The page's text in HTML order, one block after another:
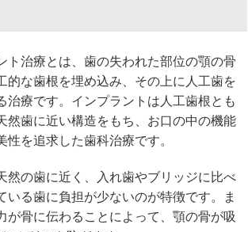
ト治療とは、歯の失われた部位の顎の骨
的な歯根を埋め込み、その上に人工歯を
治療です。インプラントは人工歯根とも
然歯に近い構造をもち、お口の中の機能
性を追求した歯科治療です。
然の歯に近く、入れ歯やブリッジに比べ
いる歯に負担が少ないのが特徴です。ま
が骨に伝わることによって、顎の骨が吸